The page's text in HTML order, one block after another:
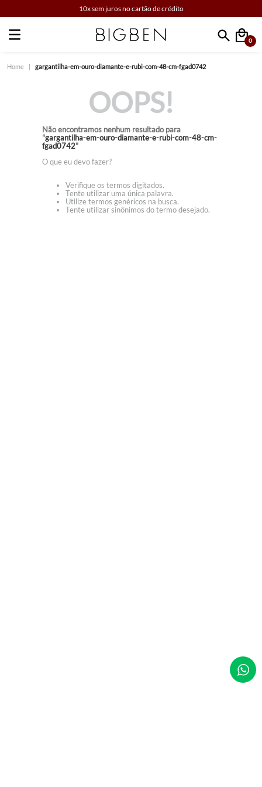
10x sem juros no cartão de crédito
0
gargantilha-em-ouro-diamante-e-rubi-com-48-cm-fgad0742
OOPS!
Não encontramos nenhum resultado para
"gargantilha-em-ouro-diamante-e-rubi-com-48-cm-
fgad0742"
O que eu devo fazer?
Verifique os termos digitados.
Tente utilizar uma única palavra.
Utilize termos genéricos na busca.
Tente utilizar sinônimos do termo desejado.